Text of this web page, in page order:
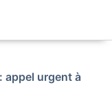
appel urgent à